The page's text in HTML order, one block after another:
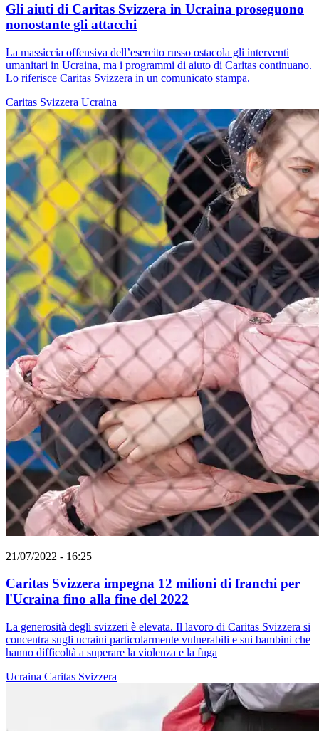
Gli aiuti di Caritas Svizzera in Ucraina proseguono
nonostante gli attacchi
La massiccia offensiva dell’esercito russo ostacola gli interventi
umanitari in Ucraina, ma i programmi di aiuto di Caritas continuano.
Lo riferisce Caritas Svizzera in un comunicato stampa.
Caritas Svizzera Ucraina
21/07/2022 - 16:25
Caritas Svizzera impegna 12 milioni di franchi per
l'Ucraina fino alla fine del 2022
La generosità degli svizzeri è elevata. Il lavoro di Caritas Svizzera si
concentra sugli ucraini particolarmente vulnerabili e sui bambini che
hanno difficoltà a superare la violenza e la fuga
Ucraina Caritas Svizzera